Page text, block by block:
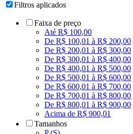
Filtros aplicados
Faixa de preço
Até R$ 100,00
De R$ 100,01 à R$ 200,00
De R$ 200,01 à R$ 300,00
De R$ 300,01 à R$ 400,00
De R$ 400,01 à R$ 500,00
De R$ 500,01 à R$ 600,00
De R$ 600,01 à R$ 700,00
De R$ 700,01 à R$ 800,00
De R$ 800,01 à R$ 900,00
Acima de R$ 900,01
Tamanhos